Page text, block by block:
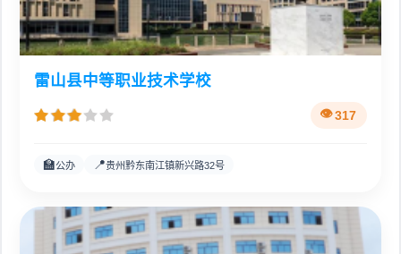
雷山县中等职业技术学校
317
🏫公办 📍贵州黔东南江镇新兴路32号